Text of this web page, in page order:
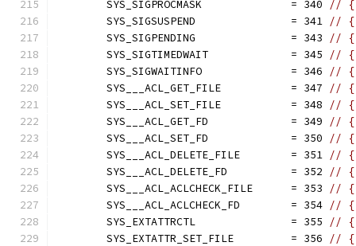
	SYS_SIGPROCMASK              = 340
// {
	SYS_SIGSUSPEND               = 341
// {
	SYS_SIGPENDING               = 343
// {
	SYS_SIGTIMEDWAIT             = 345
// {
	SYS_SIGWAITINFO              = 346
// {
	SYS___ACL_GET_FILE           = 347
// {
	SYS___ACL_SET_FILE           = 348
// {
	SYS___ACL_GET_FD             = 349
// {
	SYS___ACL_SET_FD             = 350
// {
	SYS___ACL_DELETE_FILE        = 351
// {
	SYS___ACL_DELETE_FD          = 352
// {
	SYS___ACL_ACLCHECK_FILE      = 353
// {
	SYS___ACL_ACLCHECK_FD        = 354
// {
	SYS_EXTATTRCTL               = 355
// {
	SYS_EXTATTR_SET_FILE         = 356
// {